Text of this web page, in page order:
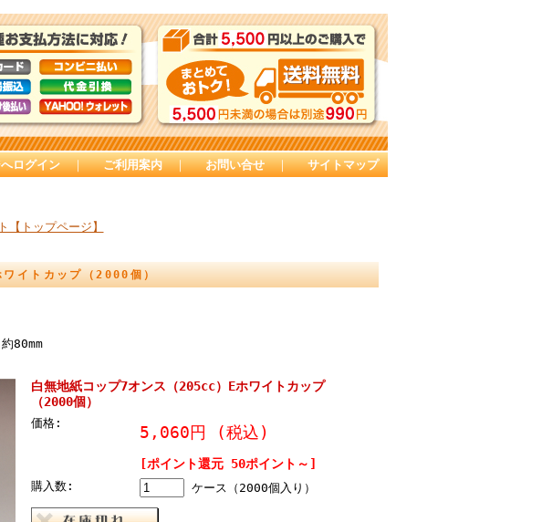
ログイン ｜ ご利用案内 ｜ お問い合せ ｜ サイトマップ
【トップページ】
イトカップ（2000個）
80mm
白無地紙コップ7オンス（205cc）Eホワイトカップ
（2000個）
価格: 5,060円 (税込)
[ポイント還元 50ポイント～]
購入数: ケース（2000個入り）